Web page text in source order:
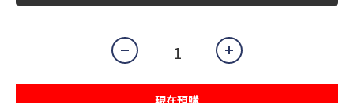
現在預購